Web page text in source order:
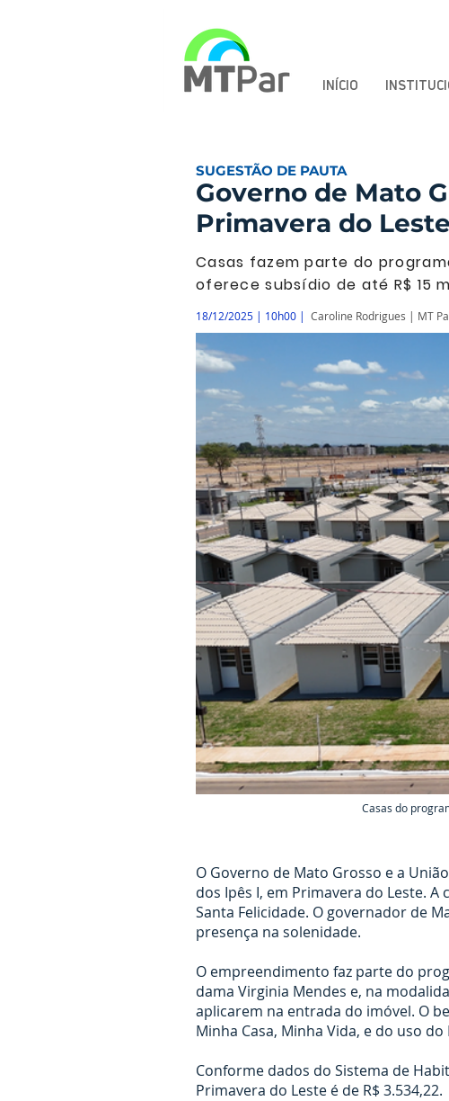
INÍCIO
SUGESTÃO DE PAUTA
Governo de Mato
Primavera do Leste
Casas fazem parte do
oferece subsídio de até R$ 15
18/12/2025 | 10h00 | Caroline Rodrigues | MT
Casas do
O Governo de Mato Grosso e a
dos Ipês I, em Primavera do Leste.
Santa Felicidade. O governador de
presença na solenidade.
O empreendimento faz parte do
dama Virginia Mendes e, na
aplicarem na entrada do imóvel. O
Minha Casa, Minha Vida, e do uso
Conforme dados do Sistema de
Primavera do Leste é de R$ 3.534,22.